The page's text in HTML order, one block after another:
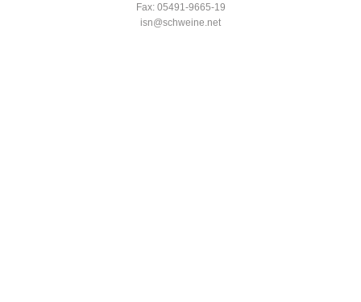
Fax: 05491-9665-19
isn@schweine.net